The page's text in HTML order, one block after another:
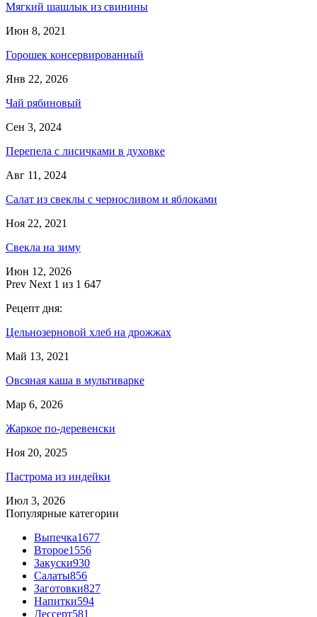
Мягкий шашлык из свинины
Июн 8, 2021
Горошек консервированный
Янв 22, 2026
Чай рябиновый
Сен 3, 2024
Перепела с лисичками в духовке
Авг 11, 2024
Салат из свеклы с черносливом и яблоками
Ноя 22, 2021
Свекла на зиму
Июн 12, 2026
Prev Next 1 из 1 647
Рецепт дня:
Цельнозерновой хлеб на дрожжах
Май 13, 2021
Овсяная каша в мультиварке
Мар 6, 2026
Жаркое по-деревенски
Ноя 20, 2025
Пастрома из индейки
Июл 3, 2026
Популярные категории
Выпечка1677
Второе1556
Закуски930
Салаты856
Заготовки827
Напитки594
Дессерт581